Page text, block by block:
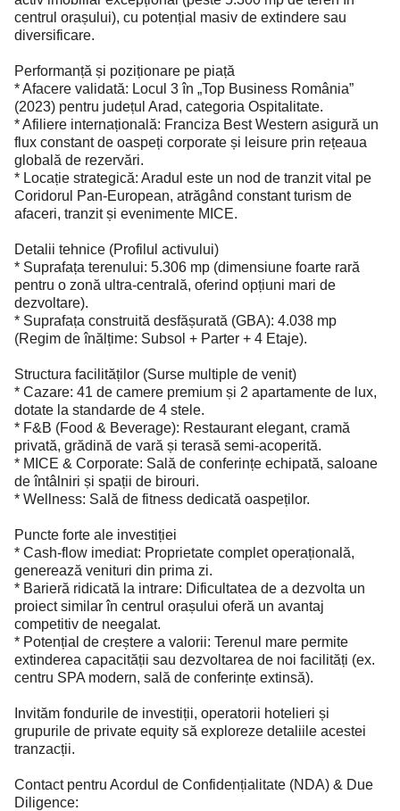
centrul orașului), cu potențial masiv de extindere sau
diversificare.
Performanță și poziționare pe piață
* Afacere validată: Locul 3 în „Top Business România”
(2023) pentru județul Arad, categoria Ospitalitate.
* Afiliere internațională: Franciza Best Western asigură un
flux constant de oaspeți corporate și leisure prin rețeaua
globală de rezervări.
* Locație strategică: Aradul este un nod de tranzit vital pe
Coridorul Pan-European, atrăgând constant turism de
afaceri, tranzit și evenimente MICE.
Detalii tehnice (Profilul activului)
* Suprafața terenului: 5.306 mp (dimensiune foarte rară
pentru o zonă ultra-centrală, oferind opțiuni mari de
dezvoltare).
* Suprafața construită desfășurată (GBA): 4.038 mp
(Regim de înălțime: Subsol + Parter + 4 Etaje).
Structura facilităților (Surse multiple de venit)
* Cazare: 41 de camere premium și 2 apartamente de lux,
dotate la standarde de 4 stele.
* F&B (Food & Beverage): Restaurant elegant, cramă
privată, grădină de vară și terasă semi-acoperită.
* MICE & Corporate: Sală de conferințe echipată, saloane
de întâlniri și spații de birouri.
* Wellness: Sală de fitness dedicată oaspeților.
Puncte forte ale investiției
* Cash-flow imediat: Proprietate complet operațională,
generează venituri din prima zi.
* Barieră ridicată la intrare: Dificultatea de a dezvolta un
proiect similar în centrul orașului oferă un avantaj
competitiv de neegalat.
* Potențial de creștere a valorii: Terenul mare permite
extinderea capacității sau dezvoltarea de noi facilități (ex.
centru SPA modern, sală de conferințe extinsă).
Invităm fondurile de investiții, operatorii hotelieri și
grupurile de private equity să exploreze detaliile acestei
tranzacții.
Contact pentru Acordul de Confidențialitate (NDA) & Due
Diligence: